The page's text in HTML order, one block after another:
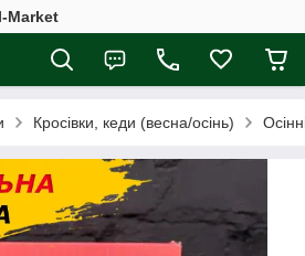
Market
Кросівки, кеди (весна/осінь)